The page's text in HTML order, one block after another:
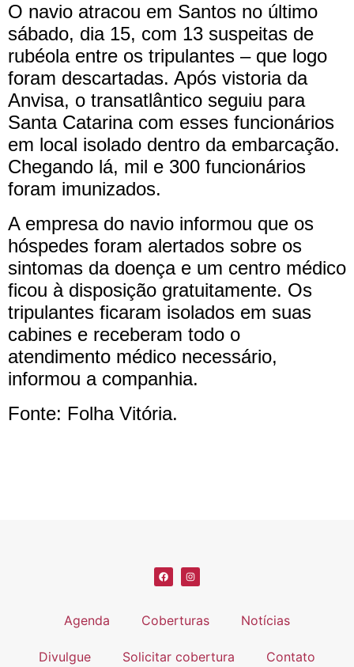
O navio atracou em Santos no último
sábado, dia 15, com 13 suspeitas de
rubéola entre os tripulantes – que logo
foram descartadas. Após vistoria da
Anvisa, o transatlântico seguiu para
Santa Catarina com esses funcionários
em local isolado dentro da embarcação.
Chegando lá, mil e 300 funcionários
foram imunizados.
A empresa do navio informou que os
hóspedes foram alertados sobre os
sintomas da doença e um centro médico
ficou à disposição gratuitamente. Os
tripulantes ficaram isolados em suas
cabines e receberam todo o
atendimento médico necessário,
informou a companhia.
Fonte: Folha Vitória.
Agenda Coberturas Notícias
Divulgue Solicitar cobertura Contato